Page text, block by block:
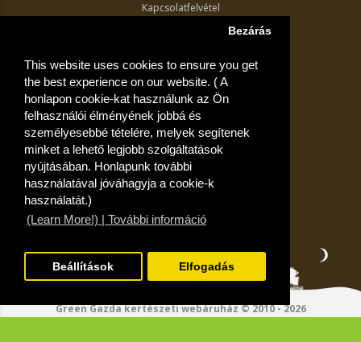
This website uses cookies to ensure you get
the best experience on our website. ( A
honlapon cookie-kat használunk az Ön
felhasználói élményének jobbá és
személyesebbé tételére, melyek segítenek
minket a lehető legjobb szolgáltatások
nyújtásában. Honlapunk további
használatával jóváhagyja a cookie-k
használatát.)
(Learn More!) | További információ
Bezárás
Beállítások Elfogadás
Kapcsolatfelvétel
Akciós ajánlatok
Fiók
Kívánságlista
Green Gazda kertészeti webáruház © 2010 - 2026